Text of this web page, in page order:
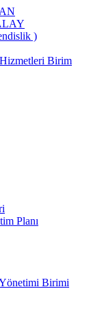
)
Birim
Planı
Birimi